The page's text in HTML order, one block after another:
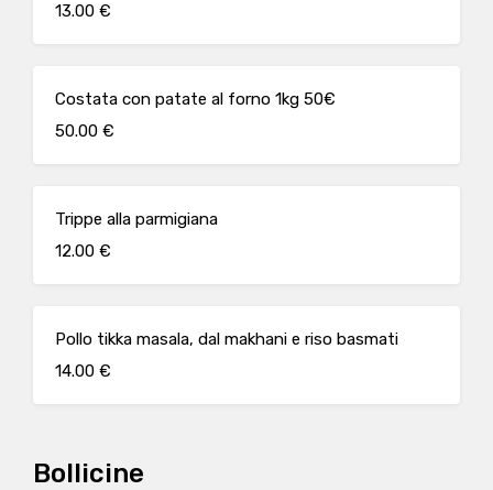
13.00 €
Costata con patate al forno 1kg 50€
50.00 €
Trippe alla parmigiana
12.00 €
Pollo tikka masala, dal makhani e riso basmati
14.00 €
Bollicine